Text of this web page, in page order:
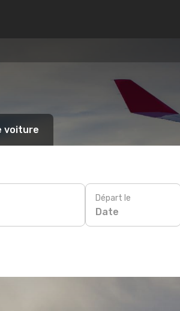
voiture
Départ le
Date